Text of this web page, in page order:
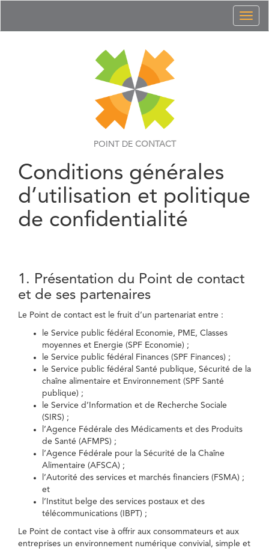
POINT DE CONTACT
Conditions générales
d’utilisation et politique
de confidentialité
1. Présentation du Point de contact
et de ses partenaires
Le Point de contact est le fruit d’un partenariat entre :
le Service public fédéral Economie, PME, Classes
moyennes et Energie (SPF Economie) ;
le Service public fédéral Finances (SPF Finances) ;
le Service public fédéral Santé publique, Sécurité de la
chaîne alimentaire et Environnement (SPF Santé
publique) ;
le Service d’Information et de Recherche Sociale
(SIRS) ;
l’Agence Fédérale des Médicaments et des Produits
de Santé (AFMPS) ;
l’Agence Fédérale pour la Sécurité de la Chaîne
Alimentaire (AFSCA) ;
l’Autorité des services et marchés financiers (FSMA) ;
et
l’Institut belge des services postaux et des
télécommunications (IBPT) ;
Le Point de contact vise à offrir aux consommateurs et aux
entreprises un environnement numérique convivial, simple et